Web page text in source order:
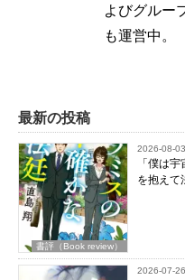
よびグルー
も運営中。
最新の投稿
書評（Book review）
2026-08-03
「僕は
を抱えて
2026-07-26